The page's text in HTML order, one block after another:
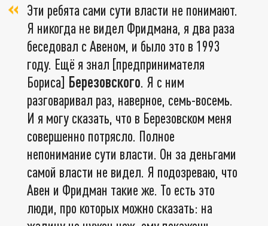
Эти ребята сами сути власти не понимают.
Я никогда не видел Фридмана, я два раза
беседовал с Авеном, и было это в 1993
году. Ещё я знал [предпринимателя
Бориса] Березовского. Я с ним
разговаривал раз, наверное, семь-восемь.
И я могу сказать, что в Березовском меня
совершенно потрясло. Полное
непонимание сути власти. Он за деньгами
самой власти не видел. Я подозреваю, что
Авен и Фридман такие же. То есть это
люди, про которых можно сказать: на